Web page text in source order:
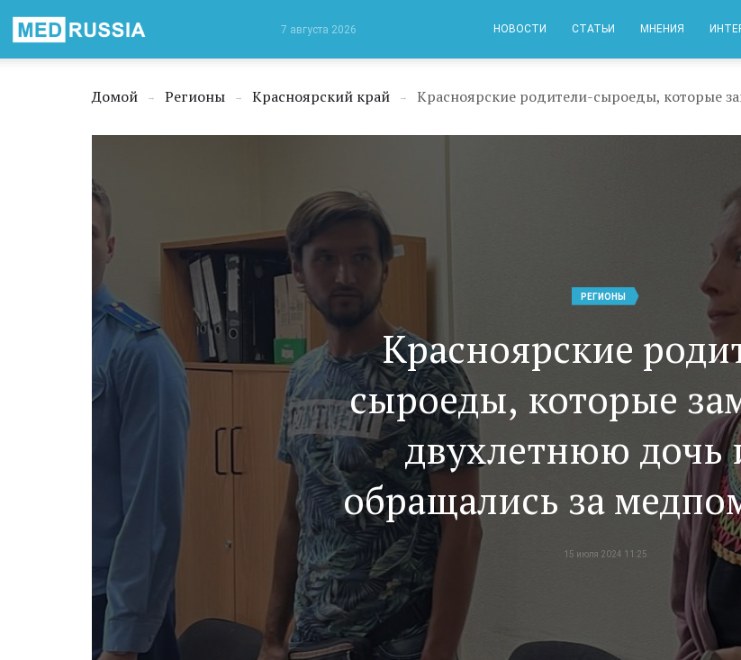
7 августа 2026 НОВОСТИ СТАТЬИ МНЕНИЯ
Домой → Регионы → Красноярский край →
РЕГИОНЫ
Красноярские
сыроеды, которые
двухлетнюю дочь
обращались за
получили 11
исправительных
15 июля 2024 11:25